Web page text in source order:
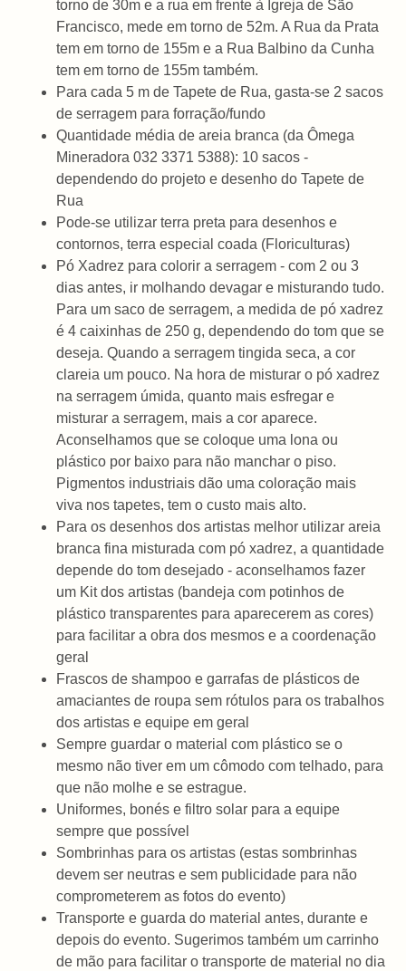
torno de 30m e a rua em frente à Igreja de São
Francisco, mede em torno de 52m. A Rua da Prata
tem em torno de 155m e a Rua Balbino da Cunha
tem em torno de 155m também.
Para cada 5 m de Tapete de Rua, gasta-se 2 sacos
de serragem para forração/fundo
Quantidade média de areia branca (da Ômega
Mineradora 032 3371 5388): 10 sacos -
dependendo do projeto e desenho do Tapete de
Rua
Pode-se utilizar terra preta para desenhos e
contornos, terra especial coada (Floriculturas)
Pó Xadrez para colorir a serragem - com 2 ou 3
dias antes, ir molhando devagar e misturando tudo.
Para um saco de serragem, a medida de pó xadrez
é 4 caixinhas de 250 g, dependendo do tom que se
deseja. Quando a serragem tingida seca, a cor
clareia um pouco. Na hora de misturar o pó xadrez
na serragem úmida, quanto mais esfregar e
misturar a serragem, mais a cor aparece.
Aconselhamos que se coloque uma lona ou
plástico por baixo para não manchar o piso.
Pigmentos industriais dão uma coloração mais
viva nos tapetes, tem o custo mais alto.
Para os desenhos dos artistas melhor utilizar areia
branca fina misturada com pó xadrez, a quantidade
depende do tom desejado - aconselhamos fazer
um Kit dos artistas (bandeja com potinhos de
plástico transparentes para aparecerem as cores)
para facilitar a obra dos mesmos e a coordenação
geral
Frascos de shampoo e garrafas de plásticos de
amaciantes de roupa sem rótulos para os trabalhos
dos artistas e equipe em geral
Sempre guardar o material com plástico se o
mesmo não tiver em um cômodo com telhado, para
que não molhe e se estrague.
Uniformes, bonés e filtro solar para a equipe
sempre que possível
Sombrinhas para os artistas (estas sombrinhas
devem ser neutras e sem publicidade para não
comprometerem as fotos do evento)
Transporte e guarda do material antes, durante e
depois do evento. Sugerimos também um carrinho
de mão para facilitar o transporte de material no dia